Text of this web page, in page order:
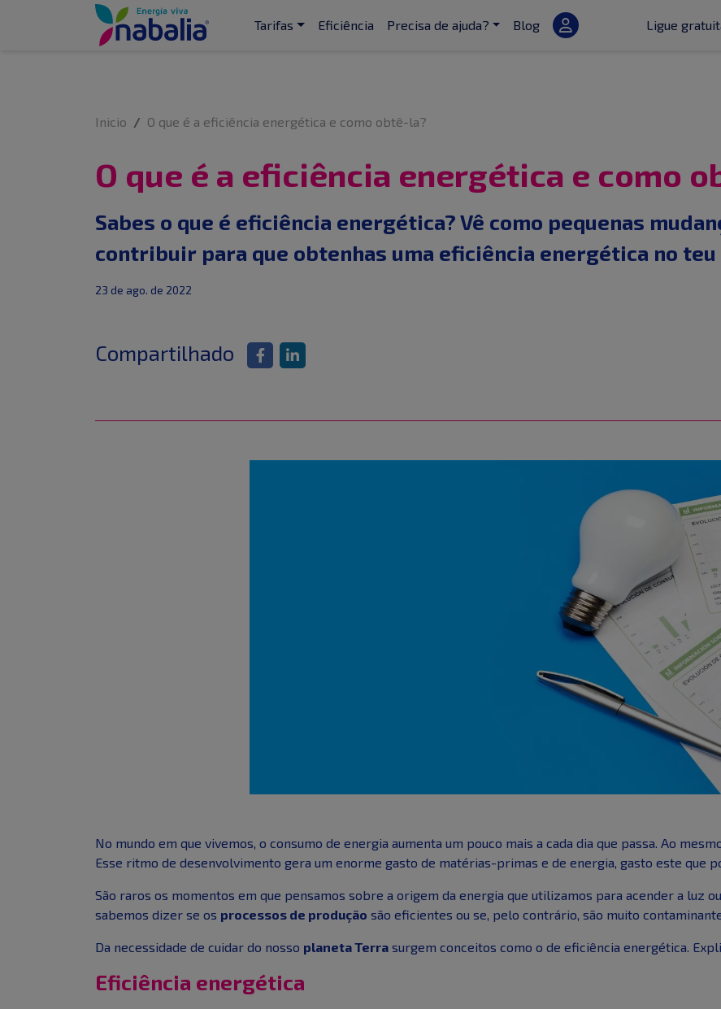
Tarifas Eficiência Precisa de ajuda? Blog Ligue
Inicio O que é a eficiência energética e como obtê-la?
O que é a eficiência energética e como
Sabes o que é eficiência energética? Vê como pequenas
contribuir para que obtenhas uma eficiência energética no
23 de ago. de 2022
Compartilhado
No mundo em que vivemos, o consumo de energia aumenta um pouco mais a cada dia que passa. Ao
Esse ritmo de desenvolvimento gera um enorme gasto de matérias-primas e de energia, gasto este que
São raros os momentos em que pensamos sobre a origem da energia que utilizamos para acender a luz
sabemos dizer se os processos de produção são eficientes ou se, pelo contrário, são muito
Da necessidade de cuidar do nosso planeta Terra surgem conceitos como o de eficiência energética.
Eficiência energética